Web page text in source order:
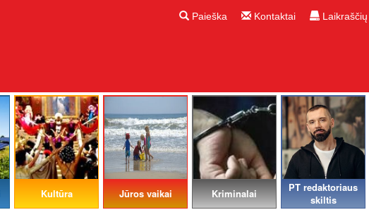
Paieška Kontaktai
Kultūra Jūros vaikai Kriminalai
PT redaktoriaus
skiltis